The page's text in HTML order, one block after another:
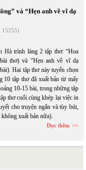
và “Hẹn anh về vĩ dạ
15255)
Hà trình làng 2 tập thơ: “Hoa
thơ) và “Hẹn anh về vĩ dạ
Hai tập thơ này tuyển chọn
10 tập thơ đã xuất bản từ mấy
10-15 bài, trong những tập
thơ cuối cùng khép lại việc in
cho truyện ngắn và tùy bút,
xuất bản nữa).
Đọc thêm